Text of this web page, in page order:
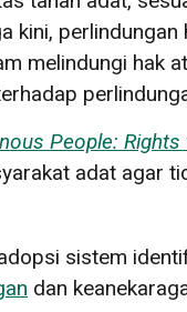
kini,
melindungi hak
People:
adat agar
sistem
dan